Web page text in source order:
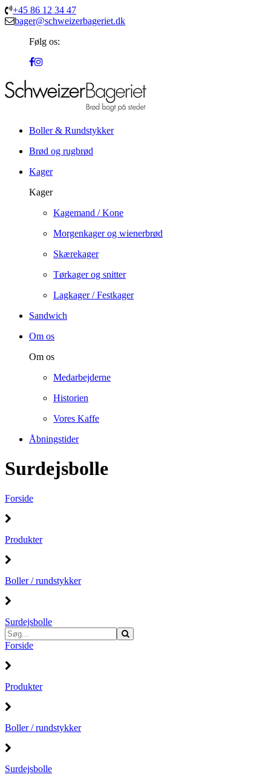
+45 86 12 34 47
bager@schweizerbageriet.dk
Følg os:
Boller & Rundstykker
Brød og rugbrød
Kager
Kager
Kagemand / Kone
Morgenkager og wienerbrød
Skærekager
Tørkager og snitter
Lagkager / Festkager
Sandwich
Om os
Om os
Medarbejderne
Historien
Vores Kaffe
Åbningstider
Surdejsbolle
Forside
Produkter
Boller / rundstykker
Surdejsbolle
Forside
Produkter
Boller / rundstykker
Surdejsbolle